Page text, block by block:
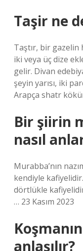
Taşir ne
Taştır, bir gazelin
iki veya üç dize
gelir. Divan
şeyin yarısı, iki
Arapça shatr
Bir şiirin
nasıl
Murabba’nın
kendiyle
dörtlükle
… 23 Kasım 2023
anlaşılır?